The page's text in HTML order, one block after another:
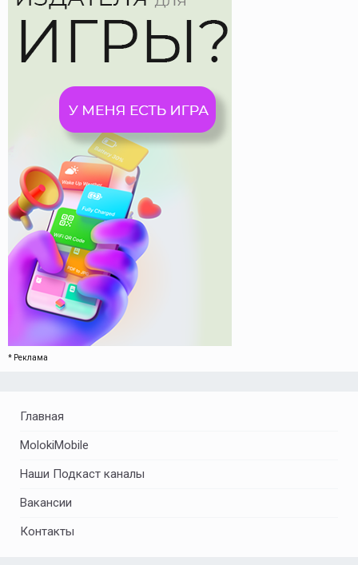
* Реклама
Главная
MolokiMobile
Наши Подкаст каналы
Вакансии
Контакты